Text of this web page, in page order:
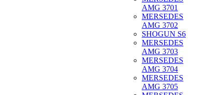
AMG 3701
MERSEDES
AMG 3702
SHOGUN S6
MERSEDES
AMG 3703
MERSEDES
AMG 3704
MERSEDES
AMG 3705